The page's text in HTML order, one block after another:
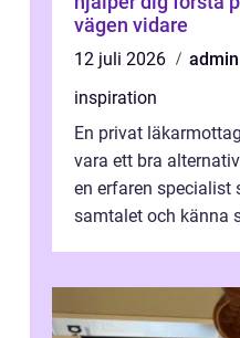
vägen vidare
12 juli 2026
admin
inspiration
En privat
vara ett bra
en erfaren specialist
samtalet och känna